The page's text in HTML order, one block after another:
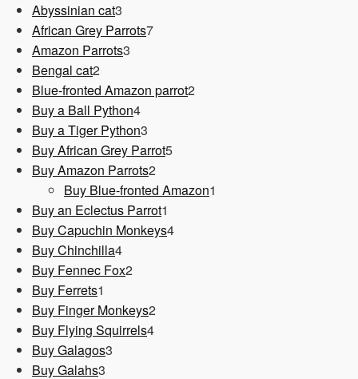
Abyssinian cat3
Produkte
African Grey Parrots77
Amazon Parrots3
Bengal cat22
Produkte
Blue-fronted Amazon parrot22
Buy a Ball Python44
Produkte
Buy a Tiger Python3
Produkte
Buy African Grey Parrot55
Buy Amazon Parrots22
Produkte
Buy Blue-fronted Amazon1
Buy an Eclectus Parrot1
Produkt
Buy Capuchin Monkeys44
Buy Chinchilla44
Produkte
Buy Fennec Fox22
Buy Ferrets1
Produkt
Buy Finger Monkeys22
Buy Flying Squirrels44
Buy Galagos3
Buy Galahs3